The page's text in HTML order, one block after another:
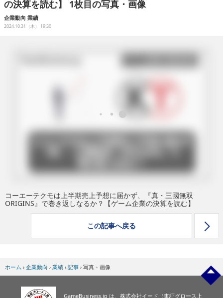
人材育成
産業政策
の決算を読む】 1枚目の写真・画像
企業動向 業績
2024.10.31（木） 19:30
コーエーテクモは上半期売上予想に届かず、『真・三國無双
ORIGINS』で巻き返しなるか？【ゲーム企業の決算を読む】
この記事へ戻る
ホーム › 企業動向 › 業績 › 記事 › 写真・画像
GameBusiness.jp は、株式会社イード（東証グロース上